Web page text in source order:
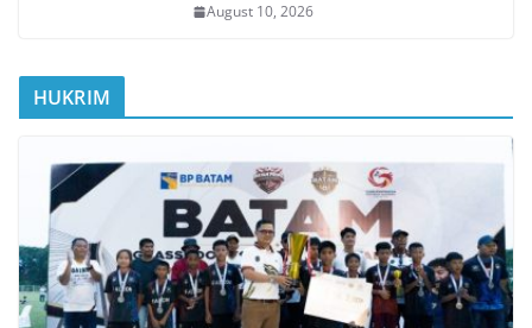
August 10, 2026
HUKRIM